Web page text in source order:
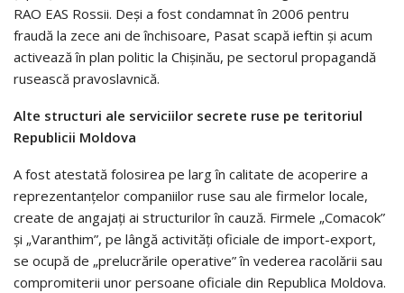
RAO EAS Rossii. Deși a fost condamnat în 2006 pentru
fraudă la zece ani de închisoare, Pasat scapă ieftin și acum
activează în plan politic la Chișinău, pe sectorul propagandă
rusească pravoslavnică.
Alte structuri ale serviciilor secrete ruse pe teritoriul
Republicii Moldova
A fost atestată folosirea pe larg în calitate de acoperire a
reprezentanțelor companiilor ruse sau ale firmelor locale,
create de angajați ai structurilor în cauză. Firmele „Comacok”
și „Varanthim”, pe lângă activități oficiale de import-export,
se ocupă de „prelucrările operative” în vederea racolării sau
compromiterii unor persoane oficiale din Republica Moldova.